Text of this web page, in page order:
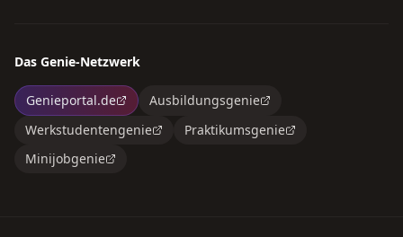
Das Genie-Netzwerk
Genieportal.de
Ausbildungsgenie
Werkstudentengenie
Praktikumsgenie
Minijobgenie